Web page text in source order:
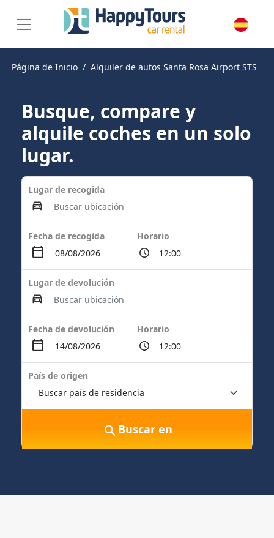
Página de Inicio Alquiler de autos Santa Rosa Airport STS
Busque, compare y
alquile coches en un solo
lugar.
Lugar de recogida
Fecha de recogida Horario
Lugar de devolución
Fecha de devolución Horario
País de origen
Buscar en